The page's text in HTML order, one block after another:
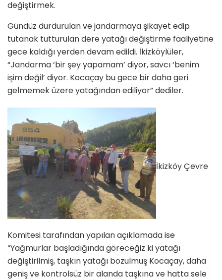
değiştirmek.
Gündüz durdurulan ve jandarmaya şikayet edip
tutanak tutturulan dere yatağı değiştirme faaliyetine
gece kaldığı yerden devam edildi. İkizköylüler,
“Jandarma ‘bir şey yapamam’ diyor, savcı ‘benim
işim değil’ diyor. Kocaçay bu gece bir daha geri
gelmemek üzere yatağından ediliyor” dediler.
İkizköy Çevre
Komitesi tarafından yapılan açıklamada ise
“Yağmurlar başladığında göreceğiz ki yatağı
değiştirilmiş, taşkın yatağı bozulmuş Kocaçay, daha
geniş ve kontrolsüz bir alanda taşkına ve hatta sele